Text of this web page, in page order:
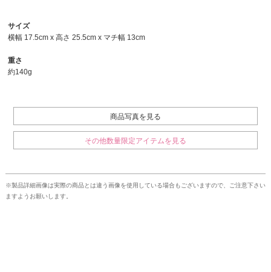
サイズ
横幅 17.5cm x 高さ 25.5cm x マチ幅 13cm
重さ
約140g
商品写真を見る
その他数量限定アイテムを見る
※製品詳細画像は実際の商品とは違う画像を使用している場合もございますので、ご注意下さい
ますようお願いします。